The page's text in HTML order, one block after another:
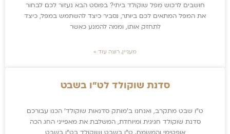
חושבים לרכוש מפל שוקולד ביתי? בפוסט הבא נעזור לכם לבחור
את המפל המתאים לכם ביותר, נסביר כיצד להשתמש במפל, כיצד
לתחזק אותו, וממה להמנע כאשר
מעניין, רוצה עוד »
סדנת שוקולד לט"ו בשבט
ט"ו שבט מתקרב, ואנחנו ב'מותק סדנאות שוקולד' הכנו עבורכם
סדנת שוקולד חגיגית ומיוחדת, המשלבת את מאפייני החג הכה